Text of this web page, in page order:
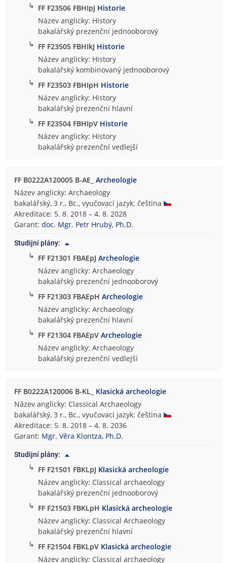
↳ FF F23506 FBHIpJ Historie
Název anglicky: History
bakalářský prezenční jednooborový
↳ FF F23505 FBHIkJ Historie
Název anglicky: History
bakalářský kombinovaný jednooborový
↳ FF F23503 FBHIpH Historie
Název anglicky: History
bakalářský prezenční hlavní
↳ FF F23504 FBHIpV Historie
Název anglicky: History
bakalářský prezenční vedlejší
FF B0222A120005 B-AE_Archeologie
Název anglicky: Archaeology
bakalářský, 3 r., Bc., vyučovací jazyk: čeština
Akreditace: 5. 8. 2018 – 4. 8. 2028
Garant:doc. Mgr. Petr Hrubý, Ph.D.
Studijní plány:
↳ FF F21301 FBAEpJArcheologie
Název anglicky: Archaeology
bakalářský prezenční jednooborový
↳ FF F21303 FBAEpHArcheologie
Název anglicky: Archaeology
bakalářský prezenční hlavní
↳ FF F21304 FBAEpVArcheologie
Název anglicky: Archaeology
bakalářský prezenční vedlejší
FF B0222A120006 B-KL_ Klasická archeologie
Název anglicky: Classical Archaeology
bakalářský, 3 r., Bc., vyučovací jazyk: čeština
Akreditace: 5. 8. 2018 – 4. 8. 2036
Garant: Mgr. Věra Klontza, Ph.D.
Studijní plány:
↳ FF F21501 FBKLpJ Klasická archeologie
Název anglicky: Classical archaeology
bakalářský prezenční jednooborový
↳ FF F21503 FBKLpH Klasická archeologie
Název anglicky: Classical Archaeology
bakalářský prezenční hlavní
↳ FF F21504 FBKLpV Klasická archeologie
Název anglicky: Classical archaeology